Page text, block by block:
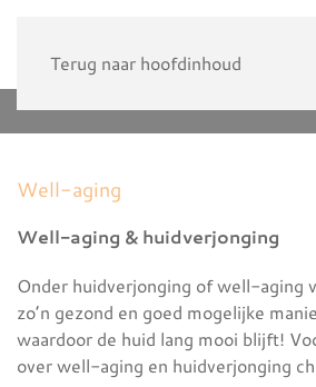
Terug naar hoofdinhoud
Well-aging
Well-aging & huidverjonging
Onder huidverjonging of well-aging
zo’n gezond en goed mogelijke
waardoor de huid lang mooi blijft!
over well-aging en huidverjonging